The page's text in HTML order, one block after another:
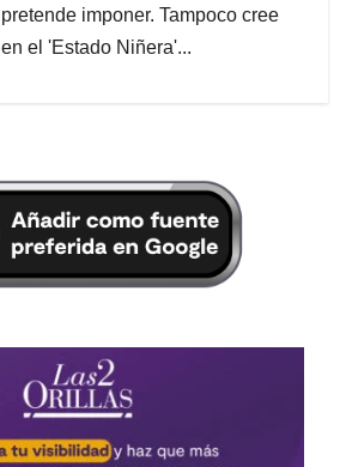
pretende imponer. Tampoco cree
en el 'Estado Niñera'...